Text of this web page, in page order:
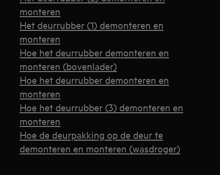
monteren
Het deurrubber (1) demonteren en
monteren
Hoe het deurrubber demonteren en
monteren (bovenlader)
Hoe het deurrubber demonteren en
monteren
Hoe het deurrubber (3) demonteren en
monteren
Hoe de deurpakking op de deur te
demonteren en monteren (wasdroger)